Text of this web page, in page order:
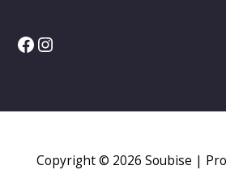
Facebook
Instagram
Copyright © 2026 Soubise |